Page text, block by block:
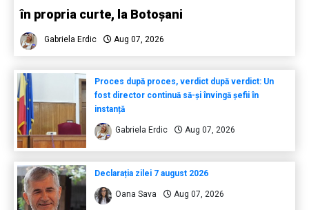
în propria curte, la Botoșani
Gabriela Erdic Aug 07, 2026
Proces după proces, verdict după verdict: Un
fost director continuă să-și învingă șefii în
instanță
Gabriela Erdic Aug 07, 2026
Declarația zilei 7 august 2026
Oana Sava Aug 07, 2026